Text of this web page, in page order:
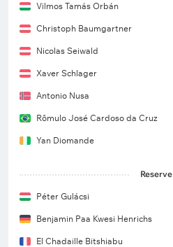
Vilmos Tamás Orbán
Christoph Baumgartner
Nicolas Seiwald
Xaver Schlager
Antonio Nusa
Rômulo José Cardoso da Cruz
Yan Diomande
Reserve
Péter Gulácsi
Benjamin Paa Kwesi Henrichs
El Chadaille Bitshiabu